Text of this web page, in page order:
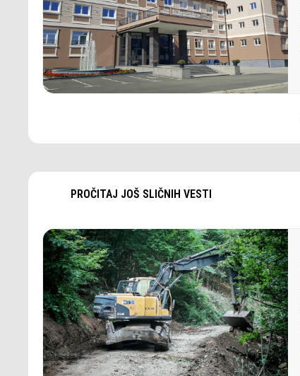
PROČITAJ JOŠ SLIČNIH VESTI